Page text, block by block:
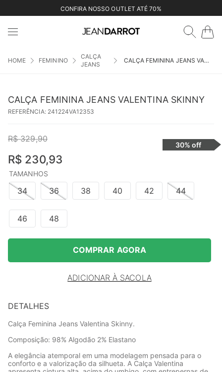
CONFIRA NOSSO OUTLET ATÉ 70%
FEMININO
CALÇA
JEANS
CALÇA FEMININA JEANS VALENTINA SKINNY
CALÇA FEMININA JEANS VALENTINA SKINNY
REFERÊNCIA: 241224VA12353
R$ 329,90
R$ 230,93
30% off
TAMANHOS
34 36 38 40 42 44
46 48
COMPRAR AGORA
ADICIONAR À SACOLA
DETALHES
Calça Feminina Jeans Valentina Skinny.
Composição: 98% Algodão 2% Elastano
A elegância atemporal em uma modelagem pensada para o
conforto e a valorização da silhueta. A Calça Valentina